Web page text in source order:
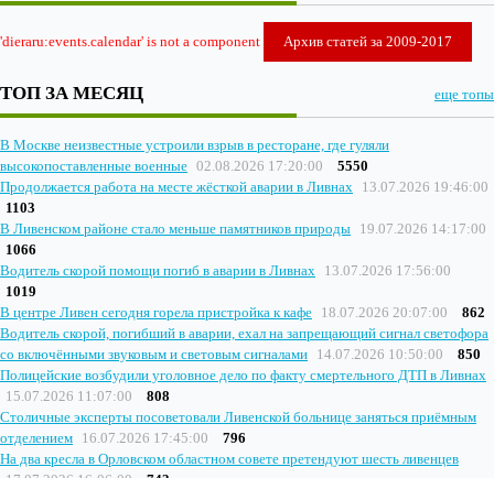
'dieraru:events.calendar' is not a component Архив статей за 2009-2017
ТОП ЗА МЕСЯЦ еще топы
В Москве неизвестные устроили взрыв в ресторане, где гуляли
высокопоставленные военные 02.08.2026 17:20:00
5550
Продолжается работа на месте жёсткой аварии в Ливнах 13.07.2026 19:46:00
1103
В Ливенском районе стало меньше памятников природы 19.07.2026 14:17:00
1066
Водитель скорой помощи погиб в аварии в Ливнах 13.07.2026 17:56:00
1019
В центре Ливен сегодня горела пристройка к кафе 18.07.2026 20:07:00
862
Водитель скорой, погибший в аварии, ехал на запрещающий сигнал светофора
со включёнными звуковым и световым сигналами 14.07.2026 10:50:00
850
Полицейские возбудили уголовное дело по факту смертельного ДТП в Ливнах
15.07.2026 11:07:00
808
Столичные эксперты посоветовали Ливенской больнице заняться приёмным
отделением 16.07.2026 17:45:00
796
На два кресла в Орловском областном совете претендуют шесть ливенцев